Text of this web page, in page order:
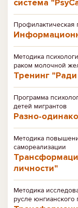
система
Профилактическая
Методика
раком молочной
Тренинг
Программа
детей мигрантов
Разно-
Методика
самореализации
личности"
Методика
русле юнгианского